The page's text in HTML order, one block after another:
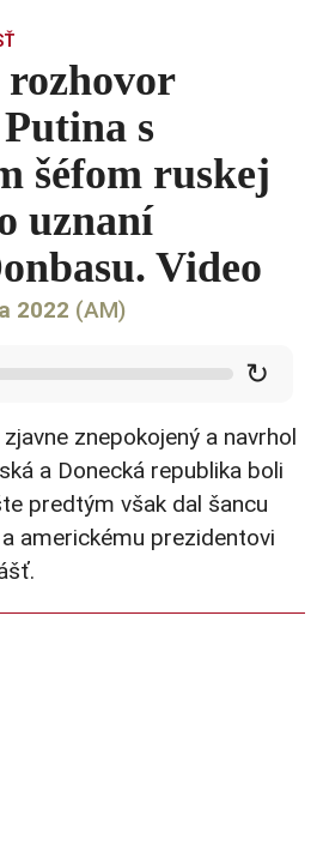
s
šéfom ruskej
uznaní
Video
2022 (AM)
↻
znepokojený a navrhol
a Donecká republika boli
predtým však dal šancu
americkému prezidentovi